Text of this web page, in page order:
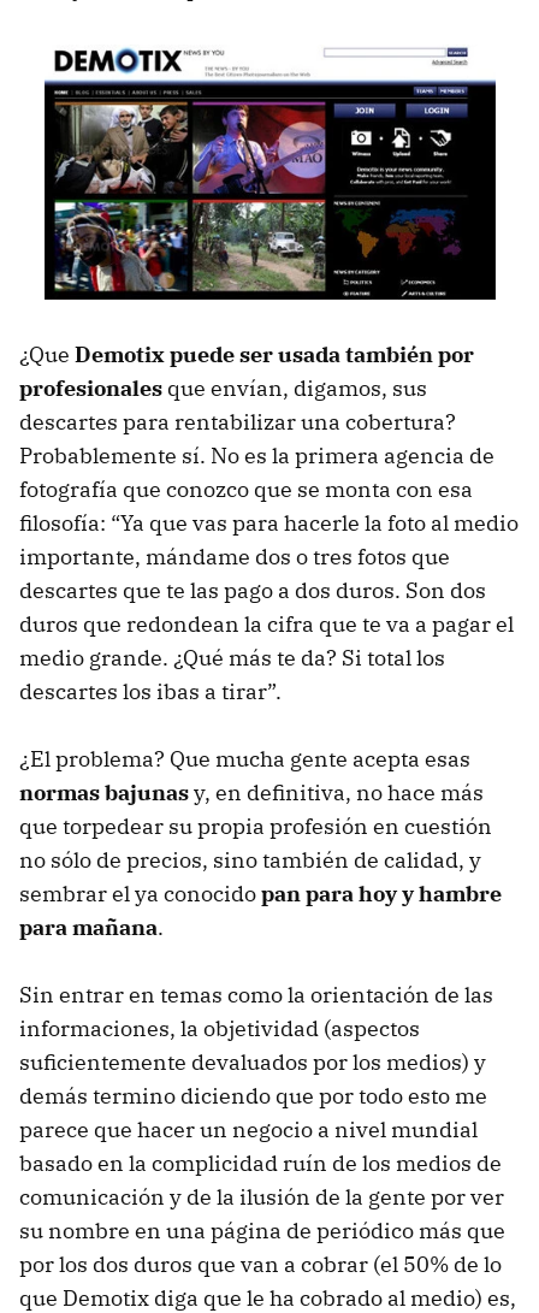
¿Que Demotix puede ser usada también por
profesionales que envían, digamos, sus
descartes para rentabilizar una cobertura?
Probablemente sí. No es la primera agencia de
fotografía que conozco que se monta con esa
filosofía: “Ya que vas para hacerle la foto al medio
importante, mándame dos o tres fotos que
descartes que te las pago a dos duros. Son dos
duros que redondean la cifra que te va a pagar el
medio grande. ¿Qué más te da? Si total los
descartes los ibas a tirar”.
¿El problema? Que mucha gente acepta esas
normas bajunasy, en definitiva, no hace más
que torpedear su propia profesión en cuestión
no sólo de precios, sino también de calidad, y
sembrar el ya conocidopan para hoy y hambre
para mañana.
Sin entrar en temas como la orientación de las
informaciones, la objetividad (aspectos
suficientemente devaluados por los medios) y
demás termino diciendo que por todo esto me
parece que hacer un negocio a nivel mundial
basado en la complicidad ruín de los medios de
comunicación y de la ilusión de la gente por ver
su nombre en una página de periódico más que
por los dos duros que van a cobrar (el 50% de lo
que Demotix diga que le ha cobrado al medio) es,